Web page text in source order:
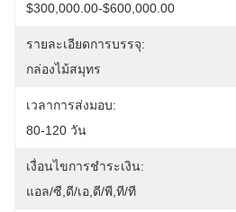
$300,000.00-$600,000.00
รายละเอียดการบรรจุ:
กล่องไม้สมุทร
เวลาการส่งมอบ:
80-120 วัน
เงื่อนไขการชำระเงิน:
แอล/ซี,ดี/เอ,ดี/พี,ที/ที